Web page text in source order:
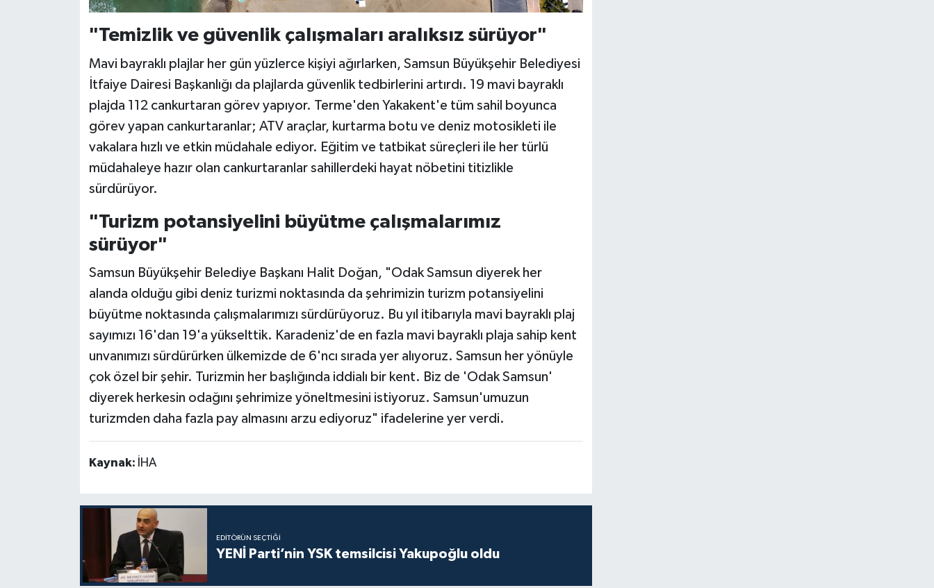
"Temizlik ve güvenlik çalışmaları aralıksız sürüyor"
Mavi bayraklı plajlar her gün yüzlerce kişiyi ağırlarken, Samsun Büyükşehir Belediyesi
İtfaiye Dairesi Başkanlığı da plajlarda güvenlik tedbirlerini artırdı. 19 mavi bayraklı
plajda 112 cankurtaran görev yapıyor. Terme'den Yakakent'e tüm sahil boyunca
görev yapan cankurtaranlar; ATV araçlar, kurtarma botu ve deniz motosikleti ile
vakalara hızlı ve etkin müdahale ediyor. Eğitim ve tatbikat süreçleri ile her türlü
müdahaleye hazır olan cankurtaranlar sahillerdeki hayat nöbetini titizlikle
sürdürüyor.
"Turizm potansiyelini büyütme çalışmalarımız
sürüyor"
Samsun Büyükşehir Belediye Başkanı Halit Doğan, "Odak Samsun diyerek her
alanda olduğu gibi deniz turizmi noktasında da şehrimizin turizm potansiyelini
büyütme noktasında çalışmalarımızı sürdürüyoruz. Bu yıl itibarıyla mavi bayraklı plaj
sayımızı 16'dan 19'a yükselttik. Karadeniz'de en fazla mavi bayraklı plaja sahip kent
unvanımızı sürdürürken ülkemizde de 6'ncı sırada yer alıyoruz. Samsun her yönüyle
çok özel bir şehir. Turizmin her başlığında iddialı bir kent. Biz de 'Odak Samsun'
diyerek herkesin odağını şehrimize yöneltmesini istiyoruz. Samsun'umuzun
turizmden daha fazla pay almasını arzu ediyoruz" ifadelerine yer verdi.
Kaynak: İHA
EDITÖRÜN SEÇTIĞI
YENİ Parti’nin YSK temsilcisi Yakupoğlu oldu